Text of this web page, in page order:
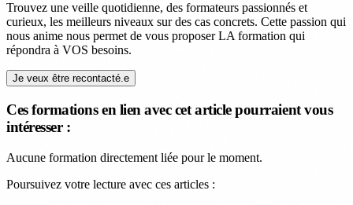
Trouvez une veille quotidienne, des formateurs passionnés et
curieux, les meilleurs niveaux sur des cas concrets. Cette passion qui
nous anime nous permet de vous proposer LA formation qui
répondra à VOS besoins.
Je veux être recontacté.e
Ces formations en lien avec cet article pourraient vous
intéresser :
Aucune formation directement liée pour le moment.
Poursuivez votre lecture avec ces articles :